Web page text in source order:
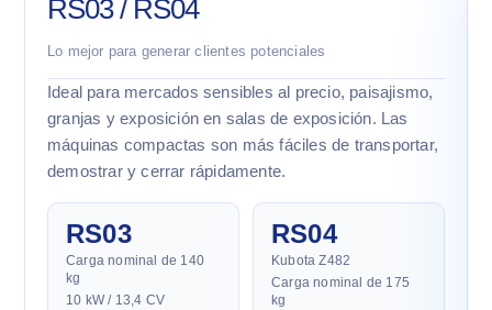
RS03 / RS04
Lo mejor para generar clientes potenciales
Ideal para mercados sensibles al precio, paisajismo,
granjas y exposición en salas de exposición. Las
máquinas compactas son más fáciles de transportar,
demostrar y cerrar rápidamente.
RS03
Carga nominal de 140
kg
10 kW / 13,4 CV
RS04
Kubota Z482
Carga nominal de 175
kg